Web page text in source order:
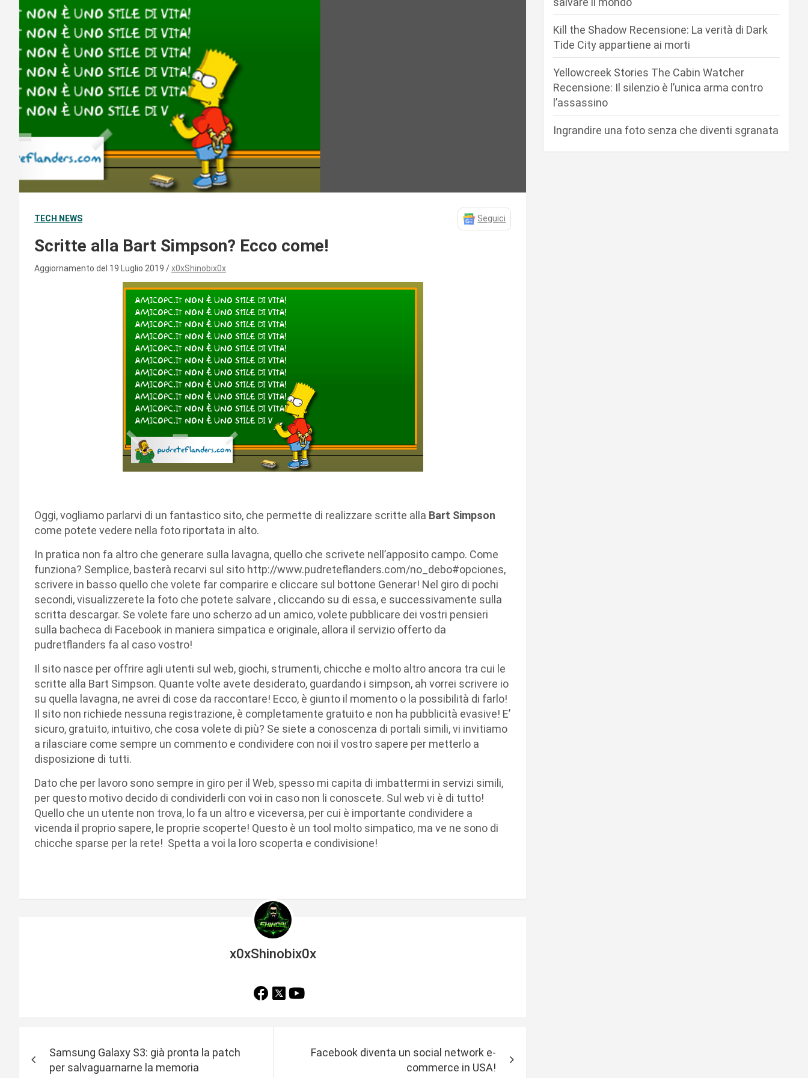
TECH NEWS Seguici
Scritte alla Bart Simpson? Ecco come!
Aggiornamento del 19 Luglio 2019 x0xShinobix0x
Oggi, vogliamo parlarvi di un fantastico sito, che permette di realizzare scritte alla Bart Simpson
come potete vedere nella foto riportata in alto.
In pratica non fa altro che generare sulla lavagna, quello che scrivete nell’apposito campo. Come
funziona? Semplice, basterà recarvi sul sito http://www.pudreteflanders.com/no_debo#opciones,
scrivere in basso quello che volete far comparire e cliccare sul bottone Generar! Nel giro di pochi
secondi, visualizzerete la foto che potete salvare , cliccando su di essa, e successivamente sulla
scritta descargar. Se volete fare uno scherzo ad un amico, volete pubblicare dei vostri pensieri
sulla bacheca di Facebook in maniera simpatica e originale, allora il servizio offerto da
pudretflanders fa al caso vostro!
Il sito nasce per offrire agli utenti sul web, giochi, strumenti, chicche e molto altro ancora tra cui le
scritte alla Bart Simpson. Quante volte avete desiderato, guardando i simpson, ah vorrei scrivere io
su quella lavagna, ne avrei di cose da raccontare! Ecco, è giunto il momento o la possibilità di farlo!
Il sito non richiede nessuna registrazione, è completamente gratuito e non ha pubblicità evasive! E’
sicuro, gratuito, intuitivo, che cosa volete di più? Se siete a conoscenza di portali simili, vi invitiamo
a rilasciare come sempre un commento e condividere con noi il vostro sapere per metterlo a
disposizione di tutti.
Dato che per lavoro sono sempre in giro per il Web, spesso mi capita di imbattermi in servizi simili,
per questo motivo decido di condividerli con voi in caso non li conoscete. Sul web vi è di tutto!
Quello che un utente non trova, lo fa un altro e viceversa, per cui è importante condividere a
vicenda il proprio sapere, le proprie scoperte! Questo è un tool molto simpatico, ma ve ne sono di
chicche sparse per la rete! Spetta a voi la loro scoperta e condivisione!
x0xShinobix0x
Samsung Galaxy S3: già pronta la patch
per salvaguarnarne la memoria
Facebook diventa un social network e-
commerce in USA!
Kill the Shadow Recensione: La verità di Dark
Tide City appartiene ai morti
Yellowcreek Stories The Cabin Watcher
Recensione: Il silenzio è l’unica arma contro
l’assassino
Ingrandire una foto senza che diventi sgranata